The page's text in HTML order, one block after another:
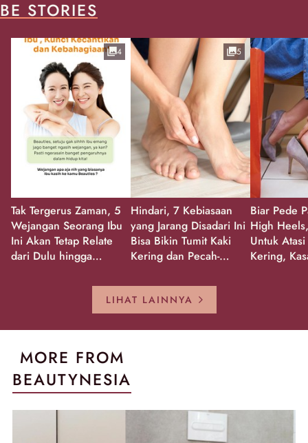
BE STORIES
Tak Tergerus Zaman, 5
Wejangan Seorang Ibu
Ini Akan Tetap Relate
dari Dulu hingga
4
Hindari, 7 Kebiasaan
yang Jarang Disadari Ini
Bisa Bikin Tumit Kaki
Kering dan Pecah-
5
Biar Pede
High
Untuk
Kering,
LIHAT LAINNYA
MORE FROM
BEAUTYNESIA